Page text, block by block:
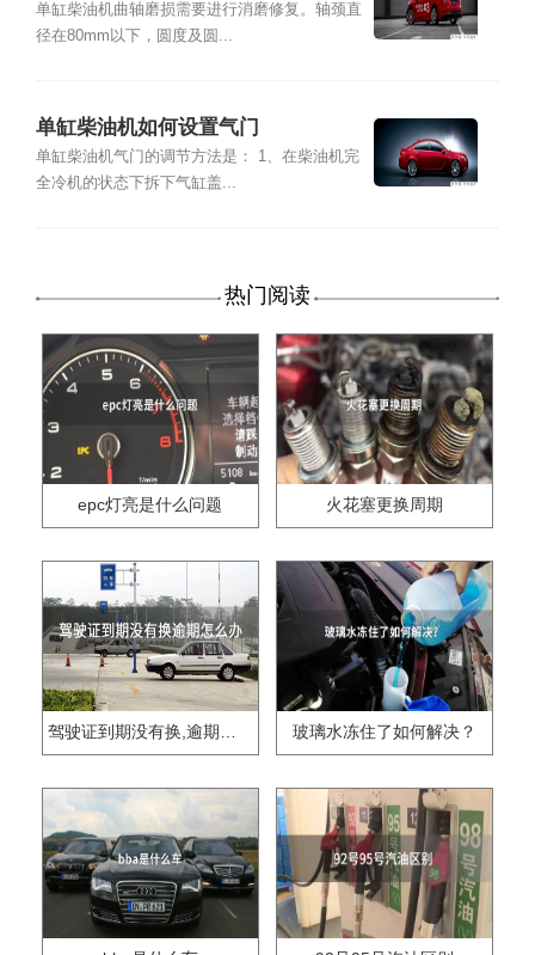
单缸柴油机曲轴磨损需要进行消磨修复。轴颈直
径在80mm以下，圆度及圆...
单缸柴油机如何设置气门
单缸柴油机气门的调节方法是： 1、在柴油机完
全冷机的状态下拆下气缸盖...
热门阅读
epc灯亮是什么问题 火花塞更换周期
驾驶证到期没有换,逾期怎么办?? 玻璃水冻住了如何解决？